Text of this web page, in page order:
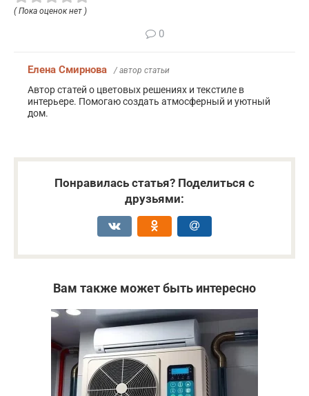
( Пока оценок нет )
0
Елена Смирнова / автор статьи
Автор статей о цветовых решениях и текстиле в
интерьере. Помогаю создать атмосферный и уютный
дом.
Понравилась статья? Поделиться с
друзьями:
Вам также может быть интересно